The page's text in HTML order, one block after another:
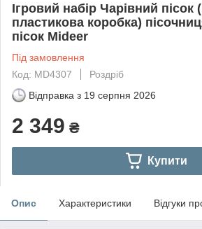
Ігровий набір Чарівний пісок
пластикова коробка)
пісок Mideer
Під замовлення
Код: MD4307
Роздріб
Відправка з 19 серпня 2026
2 349 ₴
Купити
Опис Характеристики Відгуки